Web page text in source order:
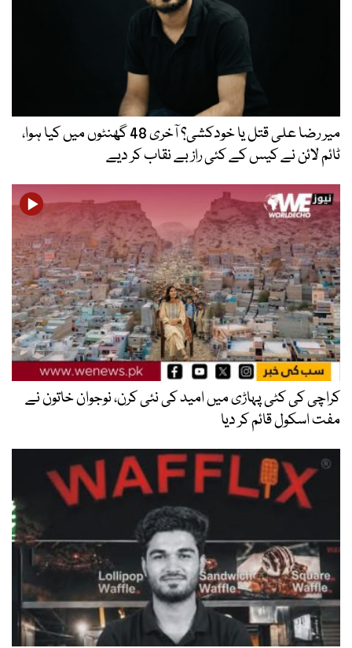
میر رضا علی قتل یا خودکشی؟ آخری 48 گھنٹوں میں کیا ہوا،
ٹائم لائن نے کیس کے کئی راز بے نقاب کر دیے
کراچی کی کٹی پہاڑی میں امید کی نئی کرن، نوجوان خاتون نے
مفت اسکول قائم کر دیا